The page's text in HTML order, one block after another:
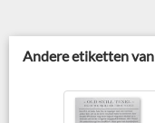
Andere etiketten van